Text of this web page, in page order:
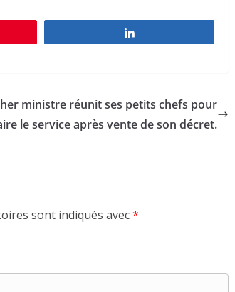
ministre réunit ses petits chefs pour
le service après vente de son décret.
sont indiqués avec*